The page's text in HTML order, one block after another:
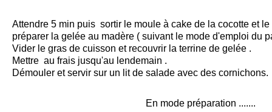
Attendre 5 min puis sortir le moule à cake de la cocotte et
préparer la gelée au madère ( suivant le mode d'emploi du
Vider le gras de cuisson et recouvrir la terrine de gelée .
Mettre au frais jusqu'au lendemain .
Démouler et servir sur un lit de salade avec des cornichons.
En mode préparation .......